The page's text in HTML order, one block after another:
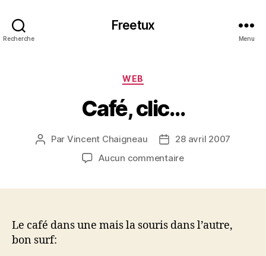
Recherche
Freetux
Menu
Catégories
WEB
Café, clic…
Auteur
Par Vincent Chaigneau
Date
de
28 avril 2007
Aucun commentairesur
Le café dans une mais la souris dans l’autre,
bon surf: